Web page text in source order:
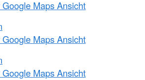
Maps Ansicht
Maps Ansicht
Maps Ansicht